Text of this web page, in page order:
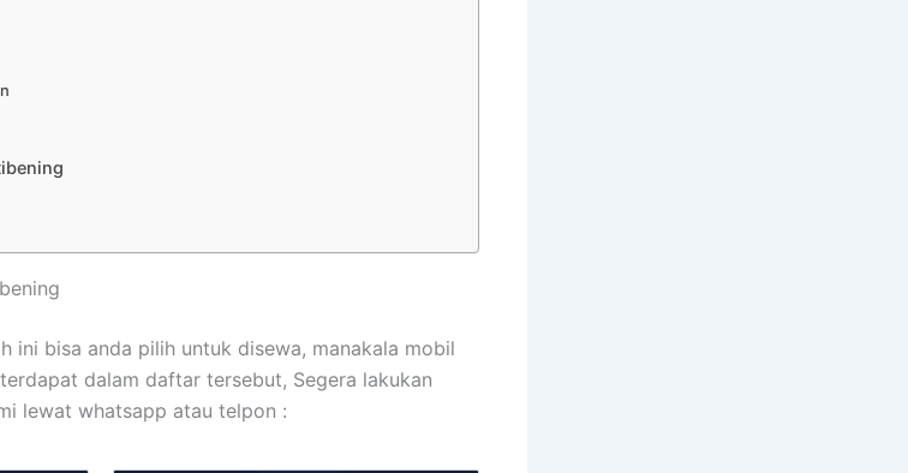
ini bisa anda pilih untuk disewa, manakala mobil
dalam daftar tersebut, Segera lakukan
lewat whatsapp atau telpon :